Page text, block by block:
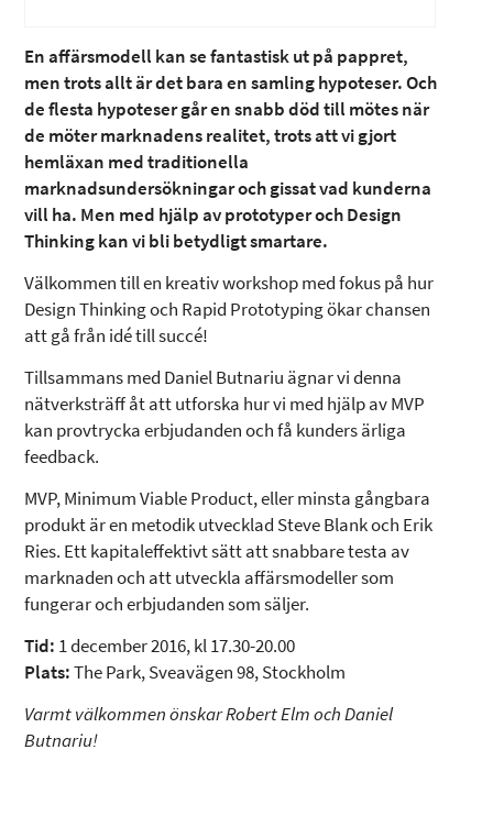
En affärsmodell kan se fantastisk ut på pappret,
men trots allt är det bara en samling hypoteser. Och
de flesta hypoteser går en snabb död till mötes när
de möter marknadens realitet, trots att vi gjort
hemläxan med traditionella
marknadsundersökningar och gissat vad kunderna
vill ha. Men med hjälp av prototyper och Design
Thinking kan vi bli betydligt smartare.
Välkommen till en kreativ workshop med fokus på hur
Design Thinking och Rapid Prototyping ökar chansen
att gå från idé till succé!
Tillsammans med Daniel Butnariu ägnar vi denna
nätverksträff åt att utforska hur vi med hjälp av MVP
kan provtrycka erbjudanden och få kunders ärliga
feedback.
MVP, Minimum Viable Product, eller minsta gångbara
produkt är en metodik utvecklad Steve Blank och Erik
Ries. Ett kapitaleffektivt sätt att snabbare testa av
marknaden och att utveckla affärsmodeller som
fungerar och erbjudanden som säljer.
Tid: 1 december 2016, kl 17.30-20.00
Plats:The Park, Sveavägen 98, Stockholm
Varmt välkommen önskar Robert Elm och Daniel
Butnariu!